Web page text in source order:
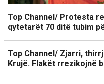
Top Channel/ Protesta
qytetarët 70 ditë tubim
Top Channel/ Zjarri,
Krujë. Flakët rrezikojnë